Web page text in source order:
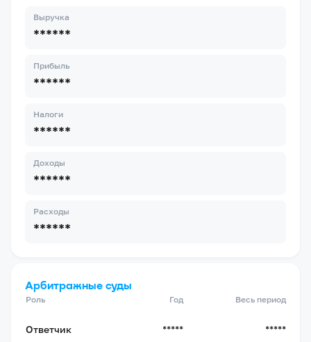
Выручка
******
Прибыль
******
Налоги
******
Доходы
******
Расходы
******
Арбитражные суды
Роль Год Весь период
Ответчик ***** *****